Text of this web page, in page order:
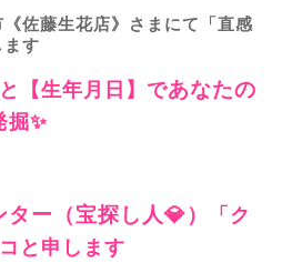
《佐藤生花店》さまにて「直感
ます
【生年月日】であなたの
掘✨
ー（宝探し人💎）
「ク
と申します